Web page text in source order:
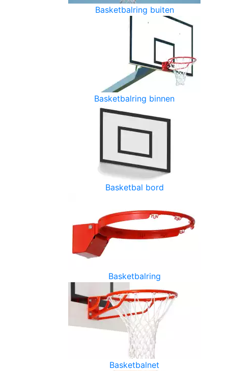
Basketbalring buiten
Basketbalring binnen
Basketbal bord
Basketbalring
Basketbalnet